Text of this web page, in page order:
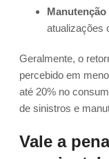
atualizações
Geralmente, o
percebido em
até 20% no
de sinistros e
Vale a